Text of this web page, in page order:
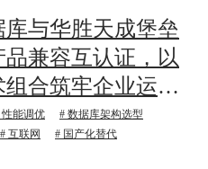
与华胜天成堡垒
兼容互认证，以
组合筑牢企业运维
性能调优
数据库架构选型
互联网 国产化替代